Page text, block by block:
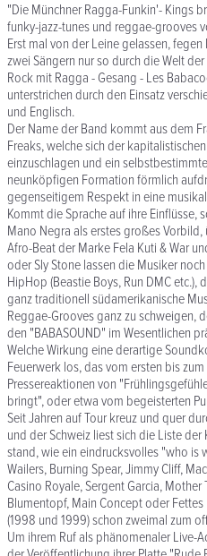
"Die Münchner Ragga-Funkin'- Kings
funky-jazz-tunes und reggae-grooves
Erst mal von der Leine gelassen,
zwei Sängern nur so durch die Welt
Rock mit Ragga - Gesang - Les
unterstrichen durch den Einsatz
und Englisch.
Der Name der Band kommt aus dem
Freaks, welche sich der
einzuschlagen und ein
neunköpfigen Formation förmlich
gegenseitigem Respekt in eine
Kommt die Sprache auf ihre
Mano Negra als erstes großes
Afro-Beat der Marke Fela Kuti & War
oder Sly Stone lassen die Musiker
HipHop (Beastie Boys, Run DMC
ganz traditionell südamerikanische
Reggae-Grooves ganz zu schweigen,
den "BABASOUND" im Wesentlichen
Welche Wirkung eine derartige
Feuerwerk los, das vom ersten bis
Pressereaktionen von
bringt", oder etwa vom begeisterten
Seit Jahren auf Tour kreuz und quer
und der Schweiz liest sich die Liste
stand, wie ein eindrucksvolles "who is
Wailers, Burning Spear, Jimmy Cliff,
Casino Royale, Sergent Garcia,
Blumentopf, Main Concept oder
(1998 und 1999) schon zweimal zum
Um ihrem Ruf als phänomenaler Live-